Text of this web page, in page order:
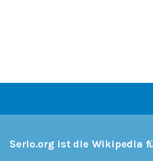
Serlo.org ist die Wikipedia